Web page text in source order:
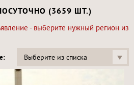
(3659 ШТ.)
- выберите нужный регион из
Выберите из списка